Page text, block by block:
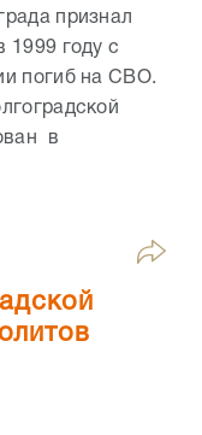
признал
1999 году с
погиб на СВО.
в